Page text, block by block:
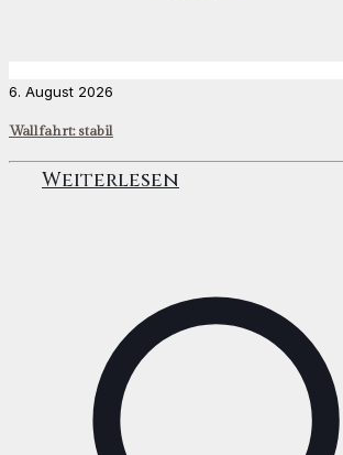
6. August 2026
Wallfahrt: stabil
Weiterlesen